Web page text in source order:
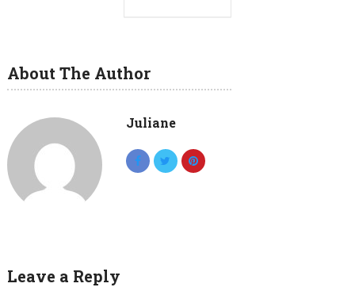
About The Author
Juliane
Leave a Reply